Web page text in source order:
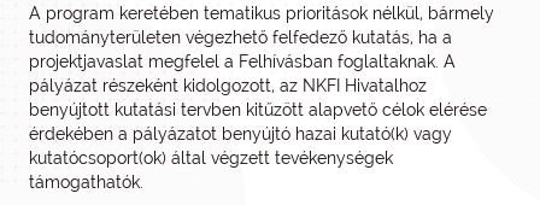
A program keretében tematikus prioritások nélkül, bármely
tudományterületen végezhető felfedező kutatás, ha a
projektjavaslat megfelel a Felhívásban foglaltaknak. A
pályázat részeként kidolgozott, az NKFI Hivatalhoz
benyújtott kutatási tervben kitűzött alapvető célok elérése
érdekében a pályázatot benyújtó hazai kutató(k) vagy
kutatócsoport(ok) által végzett tevékenységek
támogathatók.